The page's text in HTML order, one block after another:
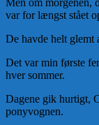
var for længst stået
De havde helt glemt
Det var min første
hver sommer.
Dagene gik hurtigt,
ponyvognen.